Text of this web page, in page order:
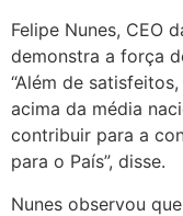
Felipe Nunes, CEO
demonstra a força
“Além de
acima da média
contribuir para a
para o País”, disse.
Nunes observou